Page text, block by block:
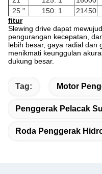
25 "
150: 1 21450
fitur
Slewing drive dapat
pengurangan kecepatan,
lebih besar, gaya radial dan
menikmati keunggulan
dukung besar.
Tag: Motor
Penggerak Pelacak
Roda Penggerak